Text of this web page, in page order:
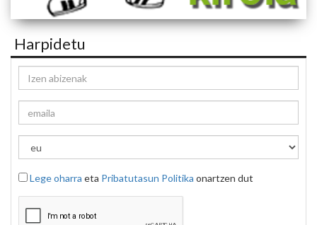
Harpidetu
Lege oharra eta Pribatutasun Politika onartzen dut